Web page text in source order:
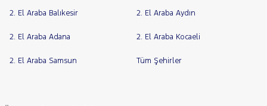
2. El Araba Balıkesir 2. El Araba Aydın
2. El Araba Adana 2. El Araba Kocaeli
2. El Araba Samsun Tüm Şehirler